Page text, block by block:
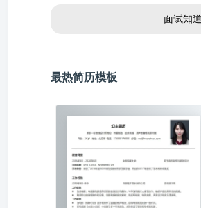
面试知
最热简历模板